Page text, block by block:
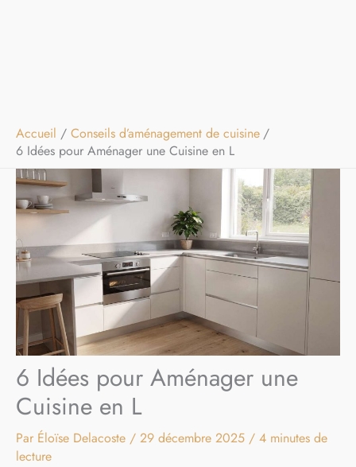
Accueil
Conseils d’aménagement de cuisine
6 Idées pour Aménager une Cuisine en L
6 Idées pour Aménager une
Cuisine en L
Par Éloïse Delacoste / 29 décembre 2025 / 4 minutes de
lecture